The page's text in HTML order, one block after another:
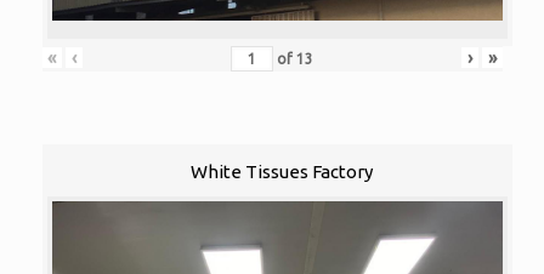
« ‹ of 13 › »
White Tissues Factory